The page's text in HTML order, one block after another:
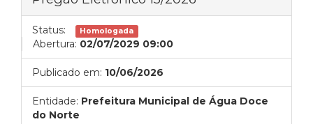
Status: Homologada
Abertura: 02/07/2029 09:00
Publicado em: 10/06/2026
Entidade: Prefeitura Municipal de Água Doce
do Norte